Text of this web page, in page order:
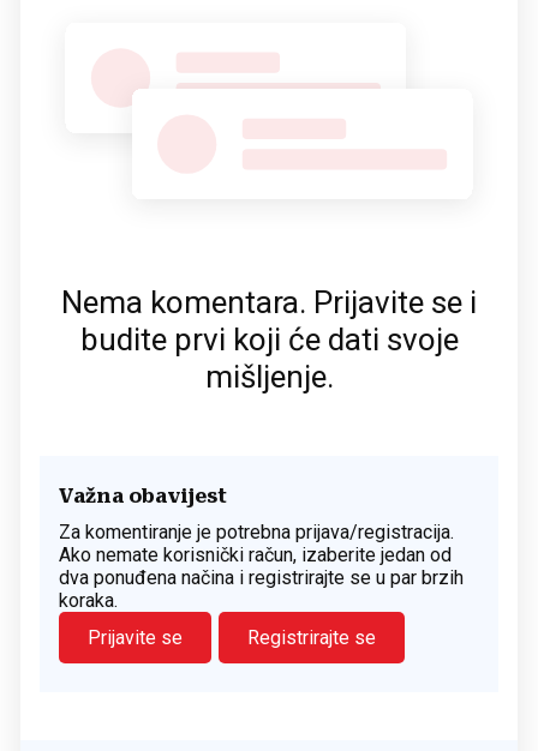
Nema komentara. Prijavite se i
budite prvi koji će dati svoje
mišljenje.
Važna obavijest
Za komentiranje je potrebna prijava/registracija.
Ako nemate korisnički račun, izaberite jedan od
dva ponuđena načina i registrirajte se u par brzih
koraka.
Prijavite se
Registrirajte se